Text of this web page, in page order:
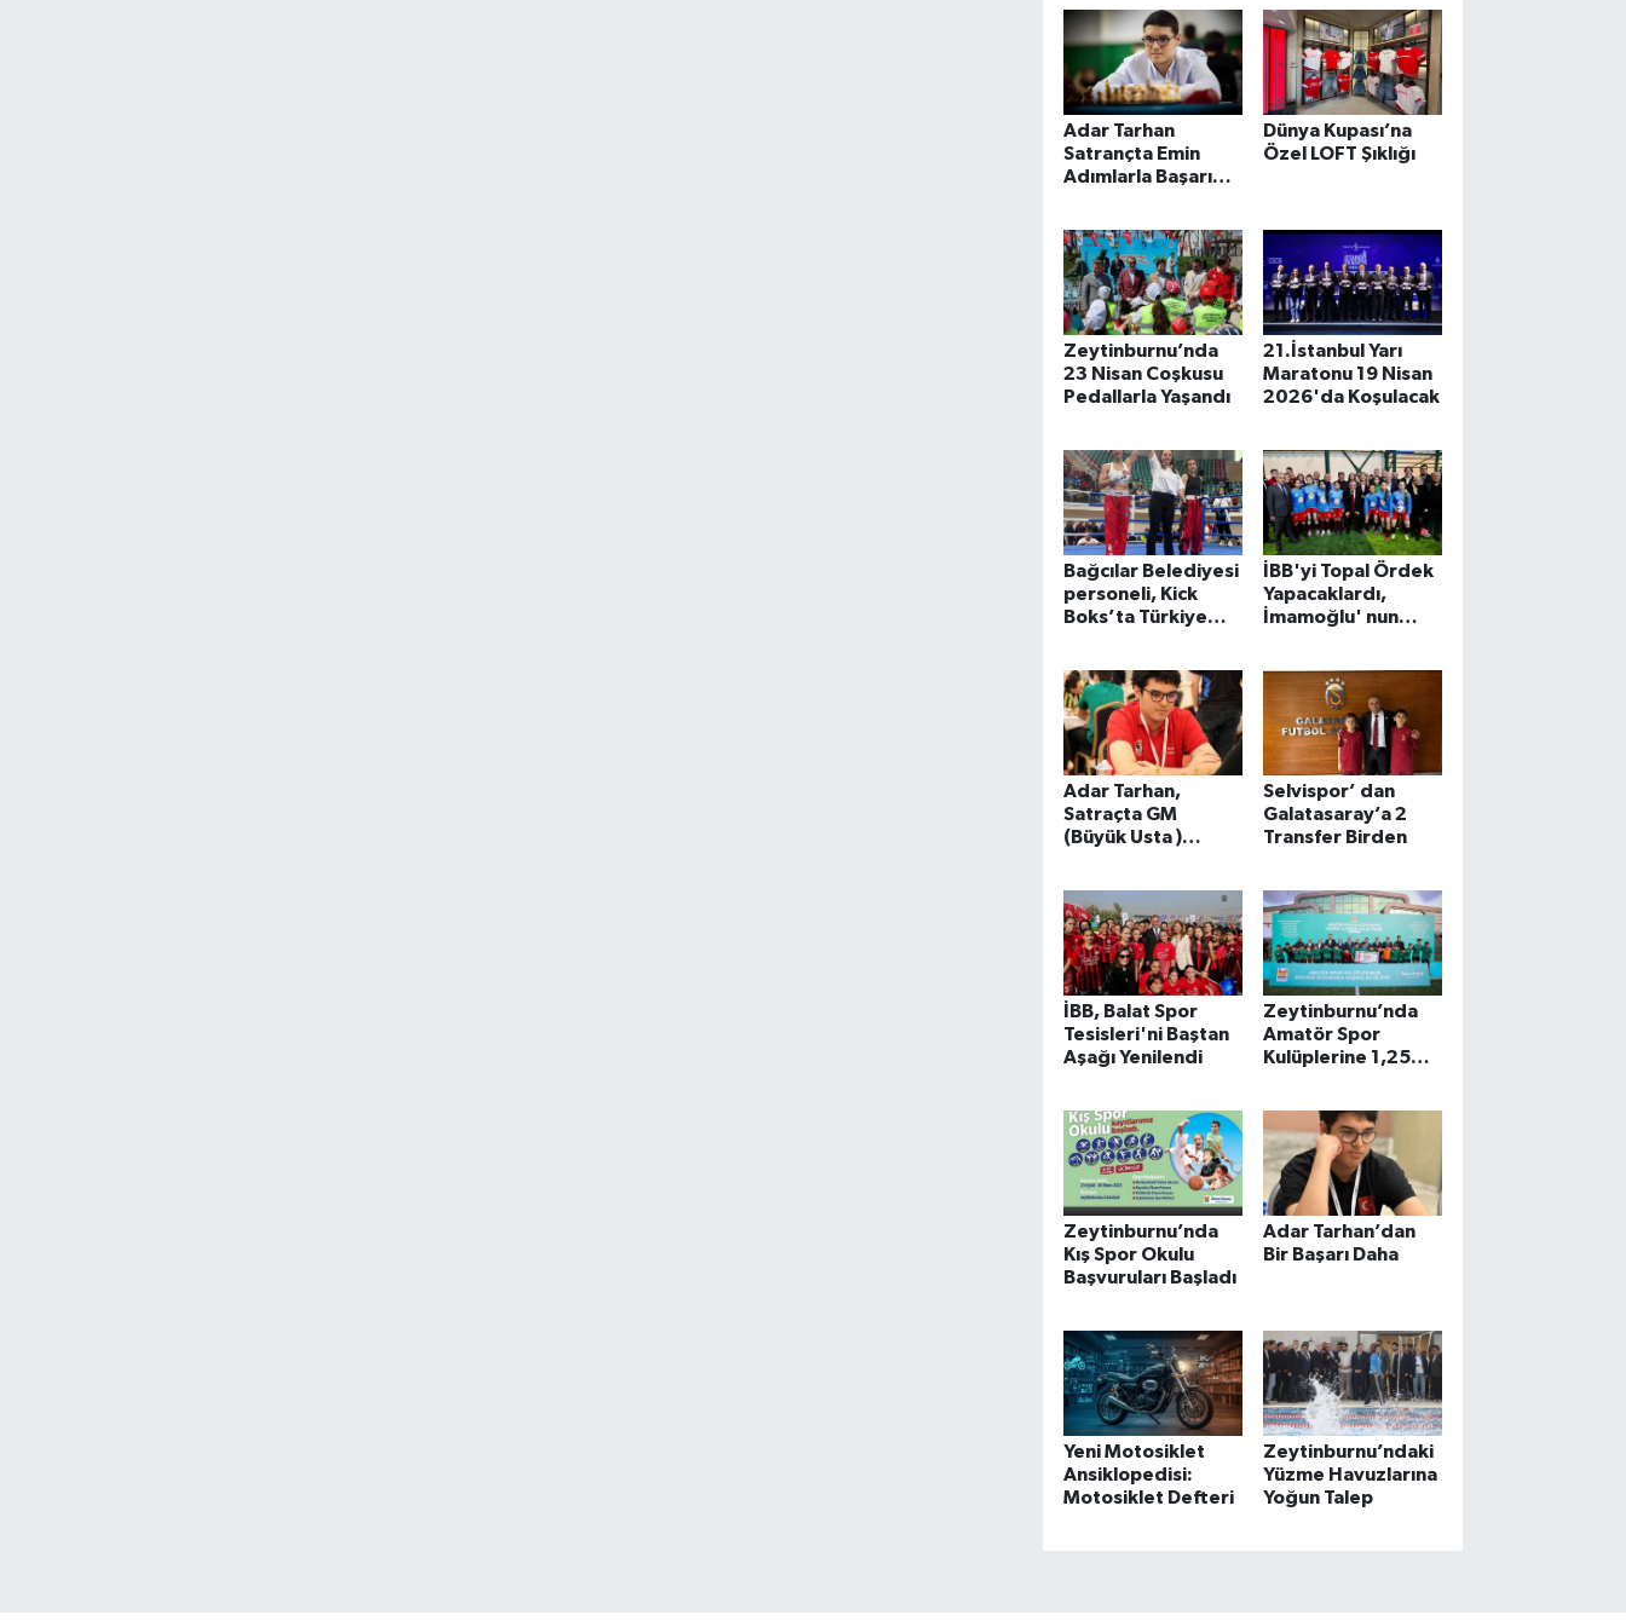
Adar Tarhan
Satrançta Emin
Adımlarla Başarı
Ettiriyor
Dünya Kupası’na
Özel LOFT Şıklığı
Zeytinburnu’nda
23 Nisan Coşkusu
Pedallarla Yaşandı
21.İstanbul Yarı
Maratonu 19 Nisan
2026'da Koşulacak
Bağcılar Belediyesi
personeli, Kick
Boks’ta Türkiye
İBB'yi Topal Ördek
Yapacaklardı,
İmamoğlu' nun
Adar Tarhan,
Satraçta GM
(Büyük Usta )
Selvispor’ dan
Galatasaray’a 2
Transfer Birden
İBB, Balat Spor
Tesisleri'ni Baştan
Aşağı Yenilendi
Zeytinburnu’nda
Amatör Spor
Kulüplerine 1,25
Zeytinburnu’nda
Kış Spor Okulu
Başvuruları Başladı
Adar Tarhan’dan
Bir Başarı Daha
Yeni Motosiklet
Ansiklopedisi:
Motosiklet Defteri
Zeytinburnu’ndaki
Yüzme Havuzlarına
Yoğun Talep